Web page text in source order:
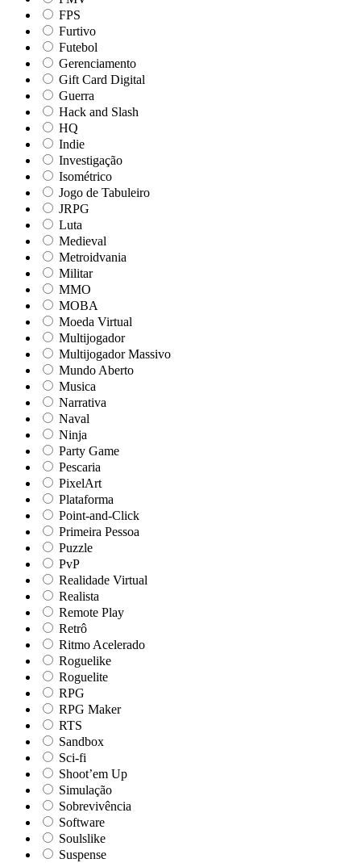
FPS
Furtivo
Futebol
Gerenciamento
Gift Card Digital
Guerra
Hack and Slash
HQ
Indie
Investigação
Isométrico
Jogo de Tabuleiro
JRPG
Luta
Medieval
Metroidvania
Militar
MMO
MOBA
Moeda Virtual
Multijogador
Multijogador Massivo
Mundo Aberto
Musica
Narrativa
Naval
Ninja
Party Game
Pescaria
PixelArt
Plataforma
Point-and-Click
Primeira Pessoa
Puzzle
PvP
Realidade Virtual
Realista
Remote Play
Retrô
Ritmo Acelerado
Roguelike
Roguelite
RPG
RPG Maker
RTS
Sandbox
Sci-fi
Shoot’em Up
Simulação
Sobrevivência
Software
Soulslike
Suspense